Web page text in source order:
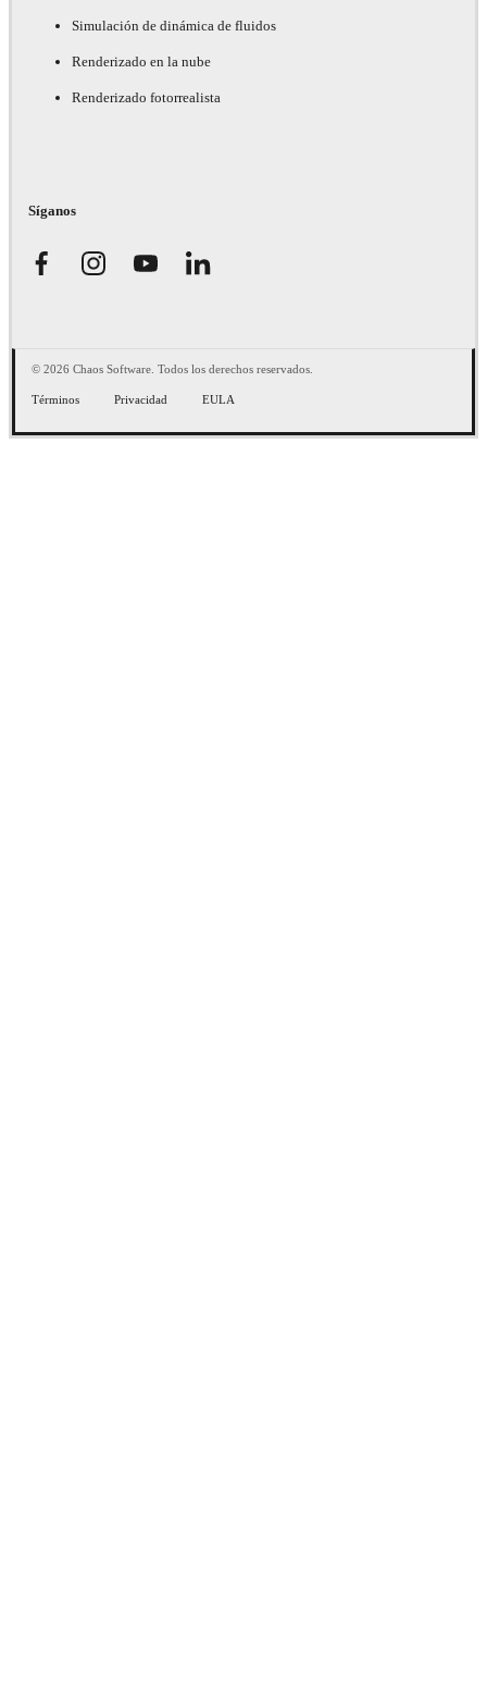
Simulación de dinámica de fluidos
Renderizado en la nube
Renderizado fotorrealista
Síganos
© 2026 Chaos Software. Todos los derechos reservados.
Términos Privacidad EULA